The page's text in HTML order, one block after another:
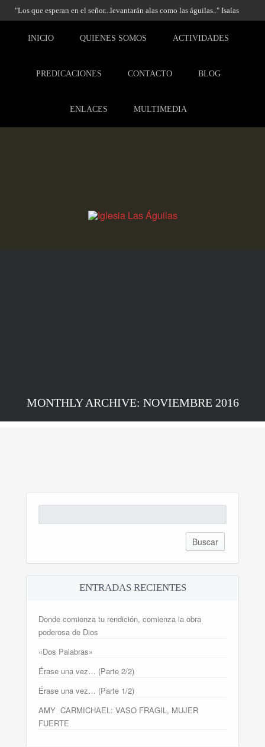
"Los que esperan en el señor...levantarán alas como las águilas.." Isaías
INICIO
QUIENES SOMOS ACTIVIDADES
PREDICACIONES CONTACTO BLOG
ENLACES MULTIMEDIA
MONTHLY ARCHIVE: NOVIEMBRE 2016
ENTRADAS RECIENTES
Donde comienza tu rendición, comienza la obra
poderosa de Dios
«Dos Palabras»
Érase una vez… (Parte 2/2)
Érase una vez… (Parte 1/2)
AMY CARMICHAEL: VASO FRAGIL, MUJER
FUERTE